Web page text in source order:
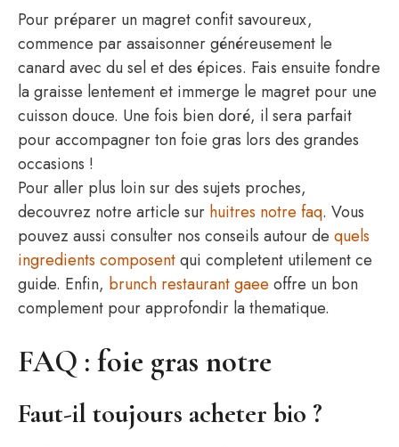
Pour préparer un magret confit savoureux,
commence par assaisonner généreusement le
canard avec du sel et des épices. Fais ensuite fondre
la graisse lentement et immerge le magret pour une
cuisson douce. Une fois bien doré, il sera parfait
pour accompagner ton foie gras lors des grandes
occasions !
Pour aller plus loin sur des sujets proches,
decouvrez notre article sur huitres notre faq. Vous
pouvez aussi consulter nos conseils autour de quels
ingredients composentqui completent utilement ce
guide. Enfin, brunch restaurant gaee offre un bon
complement pour approfondir la thematique.
FAQ : foie gras notre
Faut-il toujours acheter bio ?